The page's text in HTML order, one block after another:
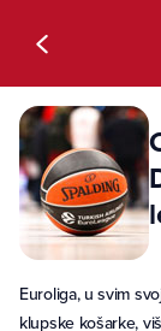
Euroliga, u svim
klupske košarke,